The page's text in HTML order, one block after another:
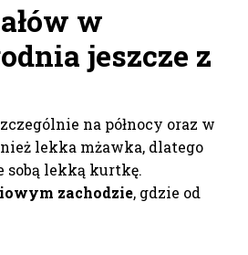
w
jeszcze z
na północy oraz w
lekka mżawka, dlatego
sobą lekką kurtkę.
zachodzie, gdzie od